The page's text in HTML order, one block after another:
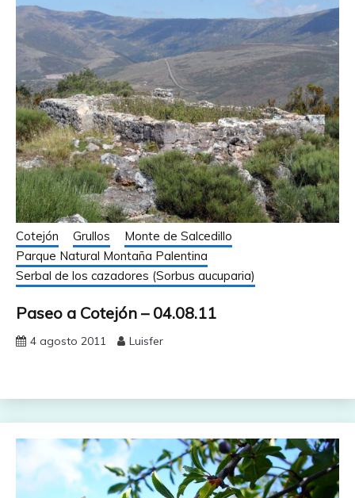
Cotejón Grullos
Monte de Salcedillo
Parque Natural Montaña Palentina
Serbal de los cazadores (Sorbus aucuparia)
Paseo a Cotejón – 04.08.11
4 agosto 2011 Luisfer